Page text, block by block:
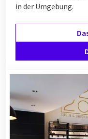
in der Umgebung.